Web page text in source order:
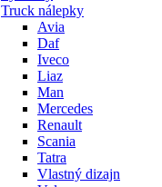
Truck nálepky
Avia
Daf
Iveco
Liaz
Man
Mercedes
Renault
Scania
Tatra
Vlastný dizajn